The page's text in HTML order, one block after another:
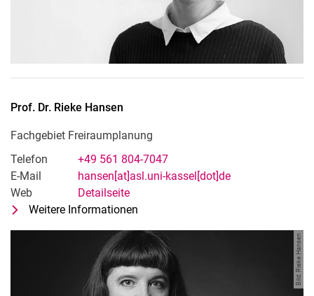
Prof. Dr. Rieke Hansen
Fachgebiet Freiraumplanung
Telefon
+49 561 804-7047
E-Mail
hansen[at]asl.uni-kassel[dot]de
Web
Detailseite
Weitere Informationen
Bild: Rieke Hansen